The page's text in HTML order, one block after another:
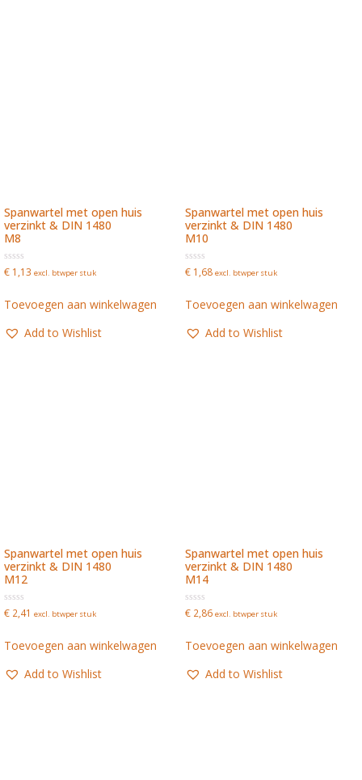
Spanwartel met open huis
verzinkt & DIN 1480
M8
Waardering
5
€ 1,13 excl. btwper stuk
Toevoegen aan winkelwagen
Add to Wishlist
Spanwartel met open huis
verzinkt & DIN 1480
M10
Waardering
5
€ 1,68 excl. btwper stuk
Toevoegen aan winkelwagen
Add to Wishlist
Spanwartel met open huis
verzinkt & DIN 1480
M12
Waardering
5
€ 2,41 excl. btwper stuk
Toevoegen aan winkelwagen
Add to Wishlist
Spanwartel met open huis
verzinkt & DIN 1480
M14
Waardering
5
€ 2,86 excl. btwper stuk
Toevoegen aan winkelwagen
Add to Wishlist